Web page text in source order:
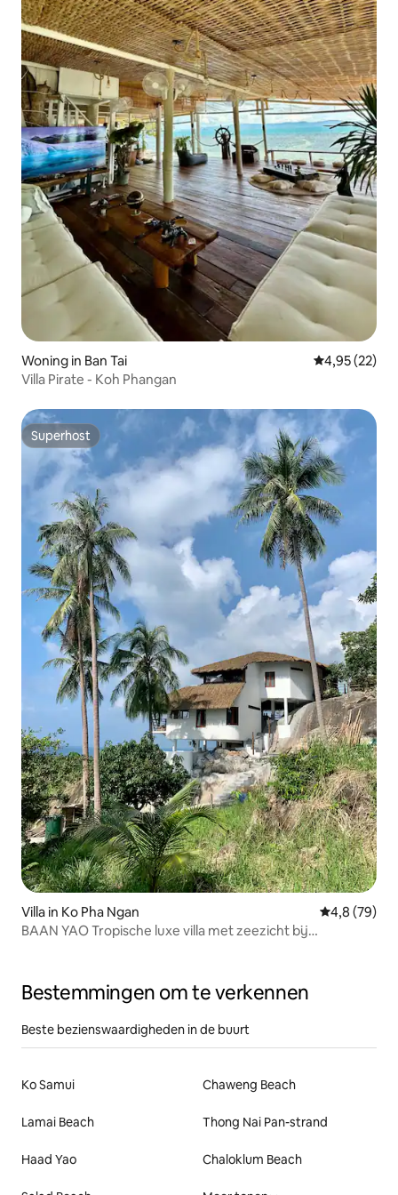
Woning in Ban Tai Gemiddelde
4,95 (22)
Villa Pirate - Koh Phangan
Superhost
Superhost
Villa in Ko Pha Ngan Gemiddelde
4,8 (79)
BAAN YAO Tropische luxe villa met zeezicht bij
Bestemmingen om te verkennen
Beste bezienswaardigheden in de buurt
Ko Samui Chaweng Beach
Lamai Beach Thong Nai Pan-strand
Haad Yao Chaloklum Beach